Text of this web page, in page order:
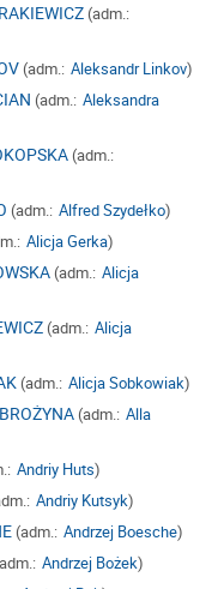
(adm.:
(adm.: Aleksandr Linkov)
(adm.: Aleksandra
(adm.:
(adm.: Alfred Szydełko)
Alicja Gerka)
(adm.: Alicja
(adm.: Alicja
(adm.: Alicja Sobkowiak)
(adm.: Alla
Andriy Huts)
Andriy Kutsyk)
(adm.: Andrzej Boesche)
Andrzej Bożek)